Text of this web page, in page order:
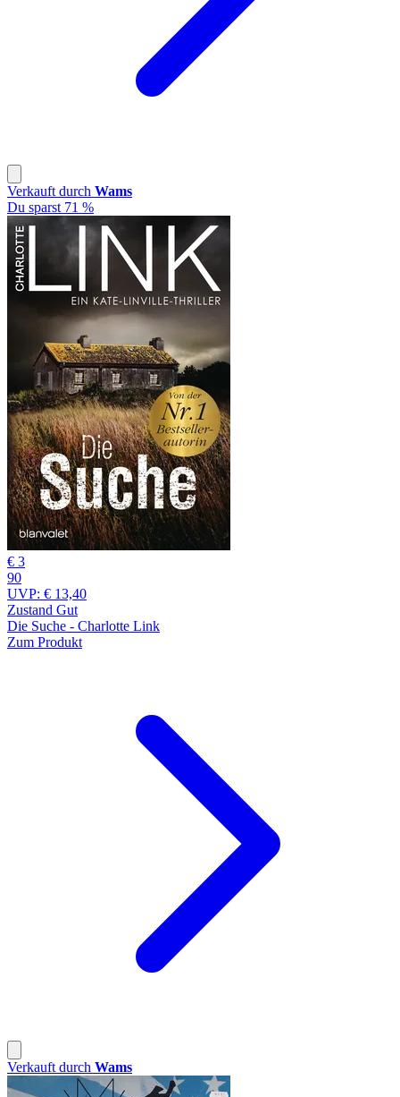
Verkauft durch Wams
Du sparst 71 %
€ 3
90
UVP: € 13,40
Zustand Gut
Die Suche - Charlotte Link
Zum Produkt
Verkauft durch Wams